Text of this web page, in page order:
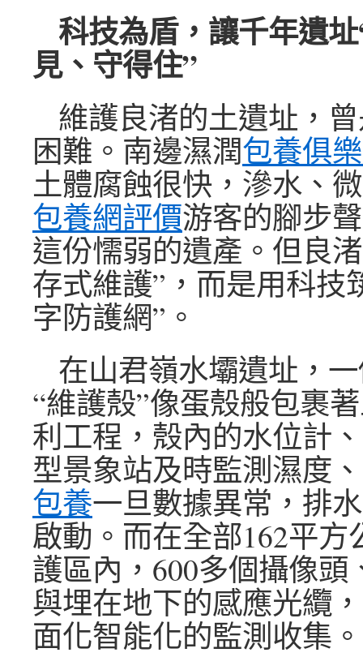
科技為盾，讓千年遺
見、守得住”
維護良渚的土遺址，
困難。南邊濕潤包養俱
土體腐蝕很快，滲水、
包養網評價游客的腳步
這份懦弱的遺產。但良
存式維護”，而是用科技
字防護網”。
在山君嶺水壩遺址，
“維護殼”像蛋殼般包裹
利工程，殼內的水位計
型景象站及時監測濕度
包養一旦數據異常，排
啟動。而在全部162平方
護區內，600多個攝像頭
與埋在地下的感應光纜
面化智能化的監測收集。